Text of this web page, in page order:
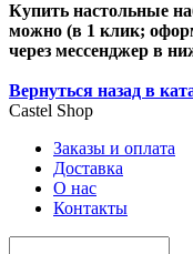
Купить настольные
можно (в 1 клик;
через мессенджер в
Вернуться назад в
Castel Shop
Заказы и оплата
Доставка
О нас
Контакты